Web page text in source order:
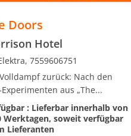
Doors
Hotel
7559606751
zurück: Nach den
Experimenten aus „The...
: Lieferbar innerhalb von
Werktagen, soweit verfügbar
Lieferanten